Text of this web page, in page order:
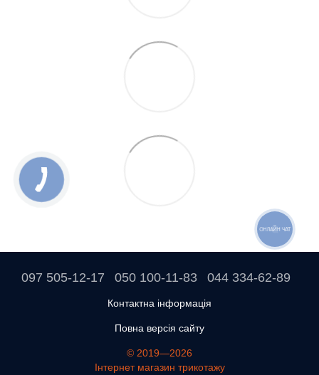
097 505-12-17 050 100-11-83 044 334-62-89
Контактна інформація
Повна версія сайту
© 2019—2026
Інтернет магазин трикотажу
ОНЛАЙН ЧАТ